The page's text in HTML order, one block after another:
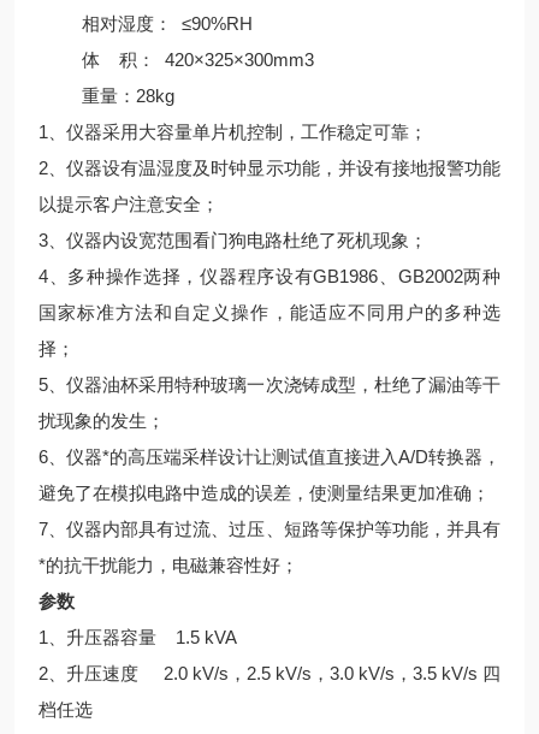
相对湿度： ≤90%RH
体 积： 420×325×300mm3
重量：28kg
1、仪器采用大容量单片机控制，工作稳定可靠；
2、仪器设有温湿度及时钟显示功能，并设有接地报警功能
以提示客户注意安全；
3、仪器内设宽范围看门狗电路杜绝了死机现象；
4、多种操作选择，仪器程序设有GB1986、GB2002两种
国家标准方法和自定义操作，能适应不同用户的多种选
择；
5、仪器油杯采用特种玻璃一次浇铸成型，杜绝了漏油等干
扰现象的发生；
6、仪器*的高压端采样设计让测试值直接进入A/D转换器，
避免了在模拟电路中造成的误差，使测量结果更加准确；
7、仪器内部具有过流、过压、短路等保护等功能，并具有
*的抗干扰能力，电磁兼容性好；
参数
1、升压器容量 1.5 kVA
2、升压速度 2.0 kV/s，2.5 kV/s，3.0 kV/s，3.5 kV/s 四
档任选